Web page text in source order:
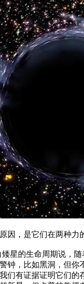
因，是它们在两种
星的生命周期说，
钟，比如黑洞，但
们有证据证明它们